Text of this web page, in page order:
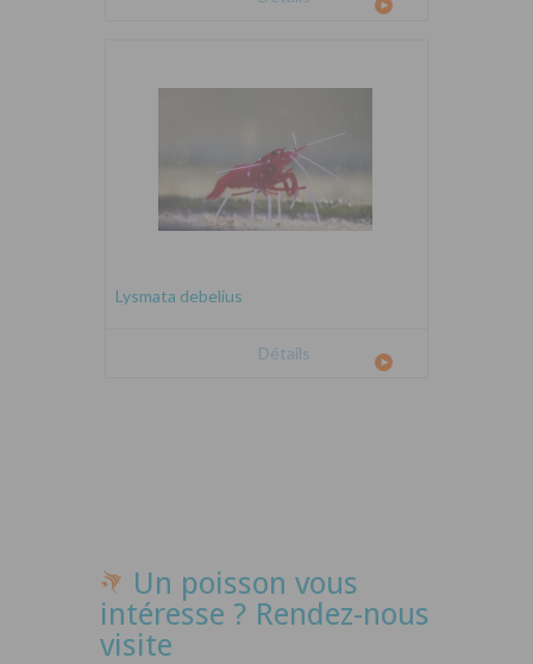
Lysmata debelius
Détails
Un poisson vous
intéresse ? Rendez-nous
visite